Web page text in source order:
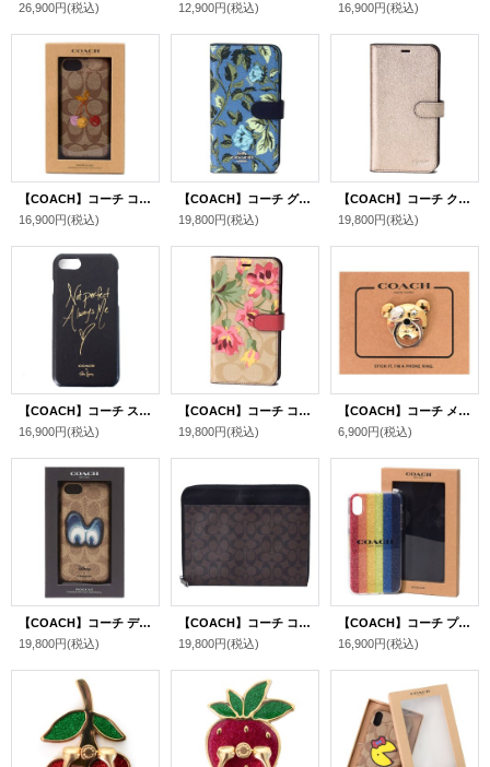
26,900円(税込)
12,900円(税込)
16,900円(税込)
【COACH】コーチ コーティングキャンバス シグネチャー チェリー さくらんぼ柄 プリント iPhone6s、iPhone7、iPhone8専用 ケース カーキマルチ〔日本未発売〕
16,900円(税込)
【COACH】コーチ グラブタンレザー スリーピング ローズ 花柄 フラワー フローラル プリント フォリオ iPhoneX/Xs（iPhone10/10s）専用 手帳型 ケース ブルーマルチ（日本未発売）
19,800円(税込)
【COACH】コーチ クロスグレインレザー メタリック iPhoneX/Xs（iPhone10/10s）専用 手帳型 ケース プラチナム（日本未発売）
19,800円(税込)
【COACH】コーチ スムースレザー セレーナ・ゴメス コラボ スクリプト iPhone6s、iPhone7、iPhone8専用 ケース ブラック〔日本未発売〕
16,900円(税込)
【COACH】コーチ コーティングキャンパス シグネチャー リリー ブーケ 花柄 フラワー フローラル プリント フォリオ iPhoneXs MAX（iPhone10s MAX）専用 手帳型 ケース ライトカーキ×ピンク（日本未発売）
19,800円(税込)
【COACH】コーチ メタル ベアー くま スマホ フォン グリップ バンカーリング ゴールド（日本未発売）
6,900円(税込)
【COACH】コーチ ディズニー コラボ コーティングキャンバス グラブタンレザー シグネチャー フェアリーテール ディンキー アイ アップリケ iPhone6s、iPhone7、iPhone8専用 ケース ブラウンマルチ〔日本未発売〕
19,800円(税込)
【COACH】コーチ コーティングキャンバス スムースレザー シグネチャー テック タブレット iPad ノートパソコン PCケース マホガニー×ブラック〔日本未発売〕
19,800円(税込)
【COACH】コーチ プラスチック グリッター レインボー ストライプ iPhoneX/Xs（iPhone10/10s）専用 ケース マルチカラー〔日本未発売〕
16,900円(税込)